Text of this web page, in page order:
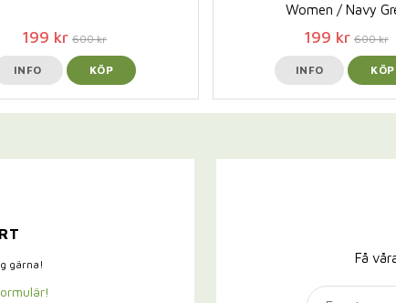
199 kr 600 kr
INFO KÖP
Women / Navy
199 kr 600 kr
INFO KÖP
gärna! Få